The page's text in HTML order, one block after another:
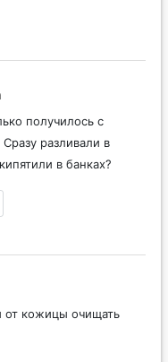
получилось с
разливали в
в банках?
от кожицы очищать